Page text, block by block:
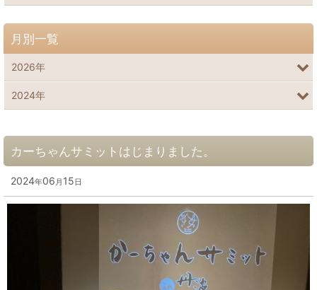
カーちゃんサミットはじまりました。
2024年06 月 15日
月別一覧
2026年
2024年